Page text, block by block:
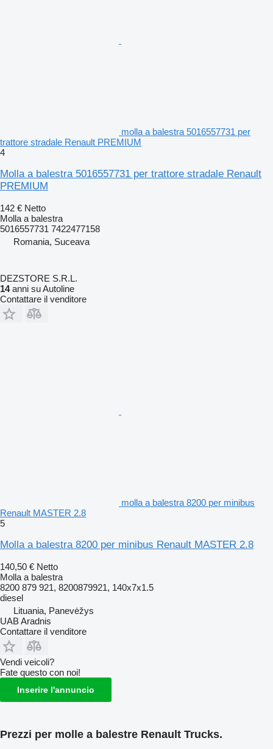
molla a balestra 5016557731 per
trattore stradale Renault PREMIUM
4
Molla a balestra 5016557731 per trattore stradale Renault
PREMIUM
142 € Netto
Molla a balestra
5016557731 7422477158
Romania, Suceava
DEZSTORE S.R.L.
14anni su Autoline
Contattare il venditore
molla a balestra 8200 per minibus
Renault MASTER 2.8
5
Molla a balestra 8200 per minibus Renault MASTER 2.8
140,50 € Netto
Molla a balestra
8200 879 921, 8200879921, 140x7x1.5
diesel
Lituania, Panevėžys
UAB Aradnis
Contattare il venditore
Vendi veicoli?
Fate questo con noi!
Inserire l'annuncio
Prezzi per molle a balestre Renault Trucks.